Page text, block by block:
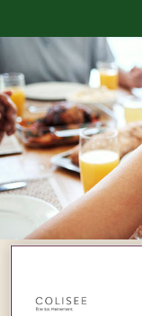
A l’occasion
contre la